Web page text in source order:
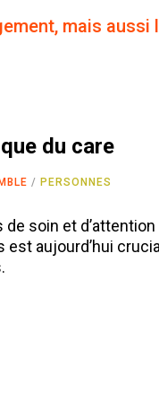
mais aussi
du care
PERSONNES
soin et d’attention
aujourd’hui